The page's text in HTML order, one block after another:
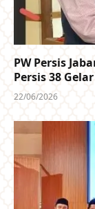
PW Persis
Persis 38
22/06/2026